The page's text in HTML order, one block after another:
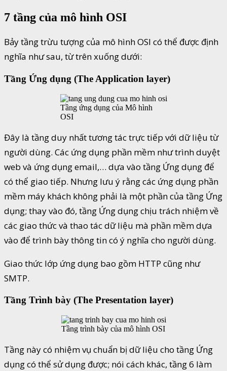
7 tầng của mô hình OSI
Bảy tầng trừu tượng của mô hình OSI có thể được định
nghĩa như sau, từ trên xuống dưới:
Tầng Ứng dụng (The Application layer)
Tầng ứng dụng của Mô hình
OSI
Đây là tầng duy nhất tương tác trực tiếp với dữ liệu từ
người dùng. Các ứng dụng phần mềm như trình duyệt
web và ứng dụng email,… dựa vào tầng Ứng dụng để
có thể giao tiếp. Nhưng lưu ý rằng các ứng dụng phần
mềm máy khách không phải là một phần của tầng Ứng
dụng; thay vào đó, tầng Ứng dụng chịu trách nhiệm về
các giao thức và thao tác dữ liệu mà phần mềm dựa
vào để trình bày thông tin có ý nghĩa cho người dùng.
Giao thức lớp ứng dụng bao gồm HTTP cũng như
SMTP.
Tầng Trình bày (The Presentation layer)
Tầng trình bày của mô hình OSI
Tầng này có nhiệm vụ chuẩn bị dữ liệu cho tầng Ứng
dụng có thể sử dụng được; nói cách khác, tầng 6 làm